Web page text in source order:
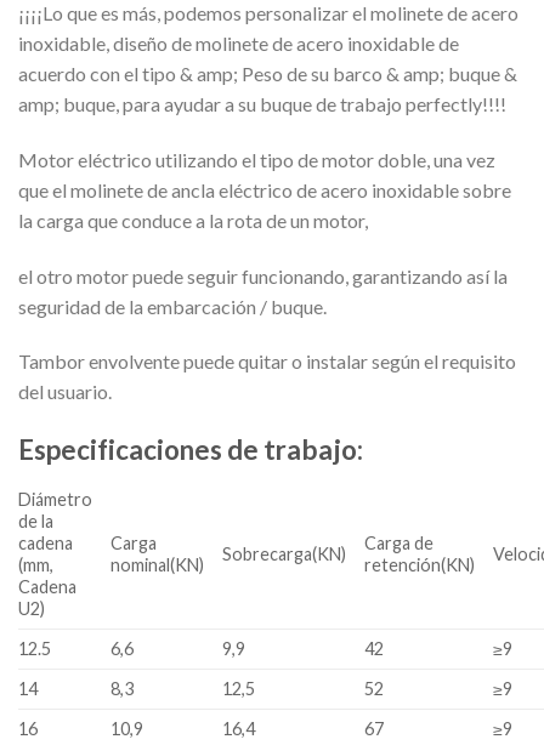
¡¡¡¡Lo que es más, podemos personalizar el molinete de acero
inoxidable, diseño de molinete de acero inoxidable de
acuerdo con el tipo & amp; Peso de su barco & amp; buque &
amp; buque, para ayudar a su buque de trabajo perfectly!!!!
Motor eléctrico utilizando el tipo de motor doble, una vez
que el molinete de ancla eléctrico de acero inoxidable sobre
la carga que conduce a la rota de un motor,
el otro motor puede seguir funcionando, garantizando así la
seguridad de la embarcación / buque.
Tambor envolvente puede quitar o instalar según el requisito
del usuario.
Especificaciones de trabajo:
Diámetro
de la
cadena
(mm,
Cadena
U2)
Carga
nominal(KN)
Sobrecarga(KN)
Carga de
retención(KN)
12.5 6,6 9,9 42
≥9
14
8,3 12,5 52
≥9
16
10,9 16,4 67 ≥9